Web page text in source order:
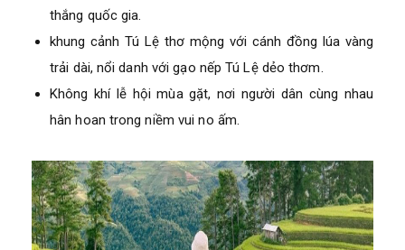
thắng quốc gia.
khung cảnh Tú Lệ thơ mộng với cánh đồng lúa vàng
trải dài, nổi danh với gạo nếp Tú Lệ dẻo thơm.
Không khí lễ hội mùa gặt, nơi người dân cùng nhau
hân hoan trong niềm vui no ấm.